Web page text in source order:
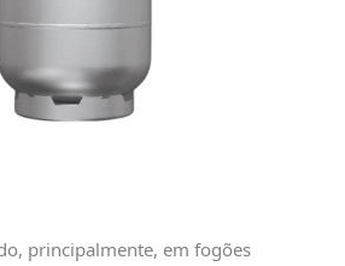
principalmente, em fogões